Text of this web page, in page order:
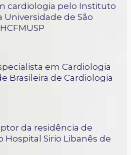
cardiologia pelo Instituto
Universidade de São
em Cardiologia
Brasileira de Cardiologia
da residência de
Hospital Sirio Libanês de